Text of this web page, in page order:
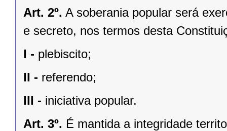
Art. 2º. A soberania popular será
e secreto, nos termos desta
I - plebiscito;
II - referendo;
III - iniciativa popular.
Art. 3º. É mantida a integridade